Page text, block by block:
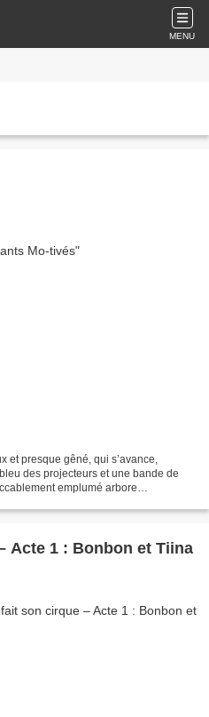
MENU
et presque gêné, qui s’avance,
des projecteurs et une bande de
emplumé arbore
Acte 1 : Bonbon et Tiina